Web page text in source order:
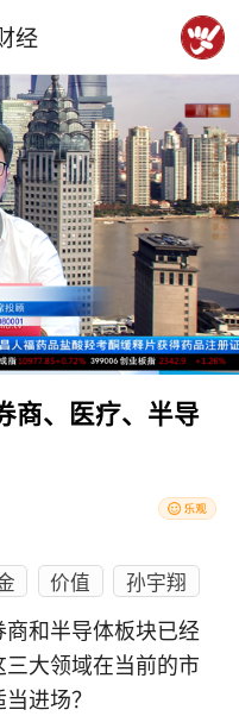
经
商、医疗、半导
价值 孙宇翔
和半导体板块已经
大领域在当前的市
进场？